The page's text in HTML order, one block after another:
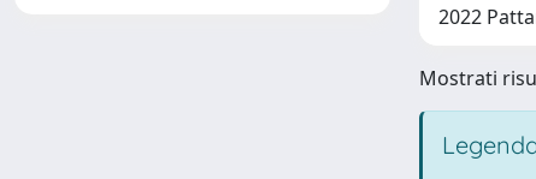
2022
Mostrati